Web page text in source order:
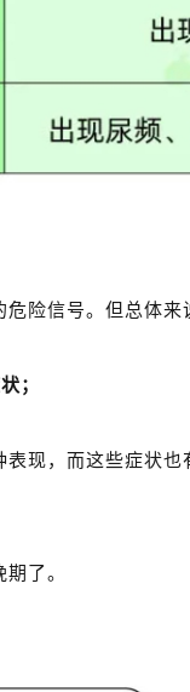
险信号。但总体来
；
现，而这些症状
了。